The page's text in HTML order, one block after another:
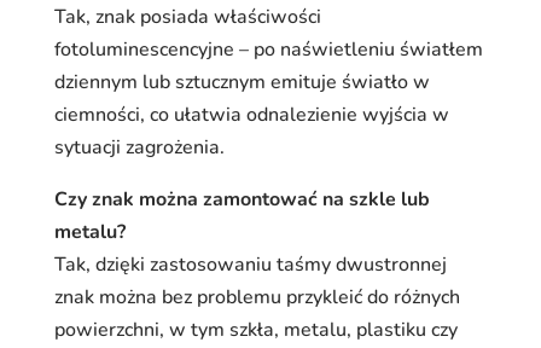
Tak, znak posiada właściwości
fotoluminescencyjne – po naświetleniu światłem
dziennym lub sztucznym emituje światło w
ciemności, co ułatwia odnalezienie wyjścia w
sytuacji zagrożenia.
Czy znak można zamontować na szkle lub
metalu?
Tak, dzięki zastosowaniu taśmy dwustronnej
znak można bez problemu przykleić do różnych
powierzchni, w tym szkła, metalu, plastiku czy